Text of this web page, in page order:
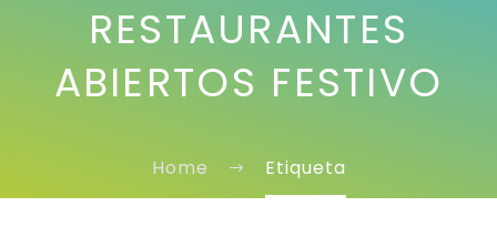
RESTAURANTES
ABIERTOS FESTIVO
Home Etiqueta